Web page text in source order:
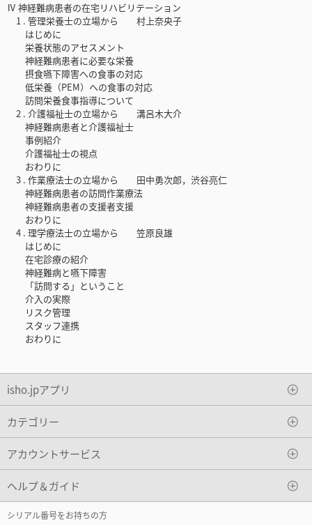
Ⅳ 神経難病患者の在宅リハビリテーション
1 . 管理栄養士の立場から 村上奈央子
はじめに
栄養状態のアセスメント
神経難病患者に必要な栄養
摂食嚥下障害への食事の対応
低栄養（PEM）への食事の対応
訪問栄養食事指導について
2 . 介護福祉士の立場から 溝呂木大介
神経難病患者と介護福祉士
事例紹介
介護福祉士の視点
おわりに
3 . 作業療法士の立場から 田中勇次郎，渋谷亮仁
神経難病患者の訪問作業療法
神経難病患者の支援者支援
おわりに
4 . 理学療法士の立場から 笠原良雄
はじめに
在宅診療の紹介
神経難病と嚥下障害
「訪問する」ということ
介入の実際
リスク管理
スタッフ連携
おわりに
isho.jpアプリ
カテゴリー
アカウントサービス
ヘルプ＆ガイド
シリアル番号をお持ちの方